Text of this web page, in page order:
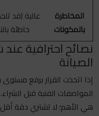
المخاطرة
بالمكونات
عالية (قد
خاطئة
نصائح احترافية
الصيانة
إذا اتخذت القرار برفع
المواصفات الفنية قبل الشراء.